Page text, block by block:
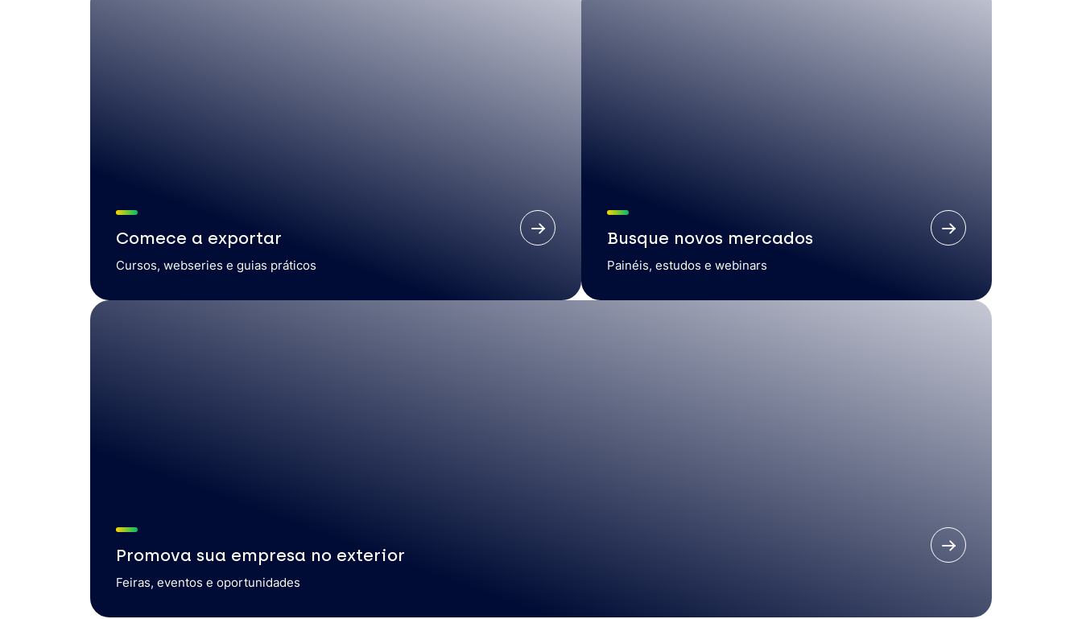
Comece a exportar
Cursos, webseries e guias práticos
Busque novos mercados
Painéis, estudos e webinars
Promova sua empresa no exterior
Feiras, eventos e oportunidades